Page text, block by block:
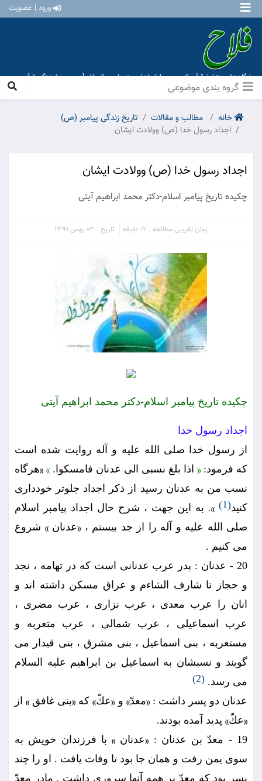
ورود | عضویت
پایگاه نشر و تبلیغ قرآن کریم و معارف اهل بیت علیهم السلام [ موسسه فرهنگی قرآن و
عترت منهاج عشق آباد ]
خانه مطالب و مقالات
تاریخ زندگی پیامبر (ص)
اجداد رسول خدا (ص) وولادت ایشان
اجداد رسول خدا (ص) وولادت ایشان
چكيده تاريخ پيامبر اسلام-دكتر محمد ابراهيم آيتى
زمان تقریبی مطالعه : 12 دقیقه تاریخ : 03 بهمن 1391
چكيده تاريخ پيامبر اسلام-دكتر محمد ابراهيم آيتى
اجداد رسول خدا
از رسول خدا صلى الله عليه و آله روايت شده است
كه فرمود: (( اذا بلغ نسبى الى عدنان فامسكوا. ))
((هرگاه
نسب من به عدنان رسيد از ذكر اجداد جلوتر خوددارى
كنيد(1)
)). به اين جهت ، شرح حال اجداد پيامبر اسلام
صلى الله عليه و آله را از جد بيستم ،
((عدنان))
شروع
مى كنيم .
20 - عدنان : پدر عرب عدنانى است كه در تهامه ، نجد
و حجاز تا شارف الشاءم و عراق مسكن داشته اند و
انان را عرب معدى ، عرب نزارى ، عرب مضرى ،
عرب اسماعيلى ، عرب شمالى ، عرب متعربه و
مستعربه ، بنى اسماعيل ، بنى مشرق ، بنى قيدار مى
گويند و نسبشان به اسماعيل بن ابراهيم عليه السلام
مى رسد. (2)
عدنان دو پسر داشت :((معدّ)) و ((عكّ))كه ((بنى غافق ))از
((عكّ)) پديد آمده بودند.
19 - معدّ بن عدنان :
((عدنان ))با فرزندان خويش به
سوى يمن رفت و همان جا بود تا وفات يافت . او را چند
پسر بود كه معدّ بر همه آنها سرورى داشت . مادر معدّ